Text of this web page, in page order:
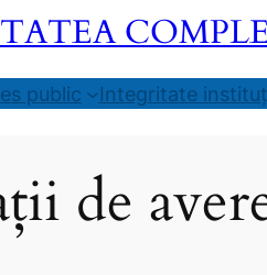
public Integritate
de